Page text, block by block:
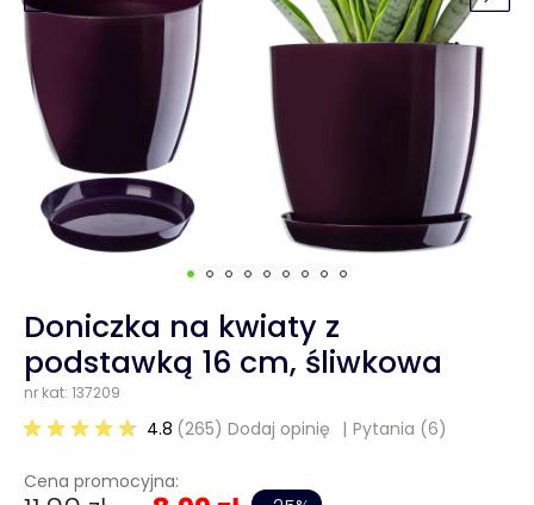
Doniczka na kwiaty z
podstawką 16 cm, śliwkowa
nr kat: 137209
4.8 (265) Dodaj opinię Pytania (6)
Cena promocyjna: